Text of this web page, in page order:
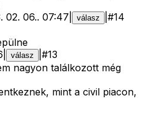
02. 06.. 07:47 válasz #14
válasz #13
nagyon találkozott még
mint a civil piacon,